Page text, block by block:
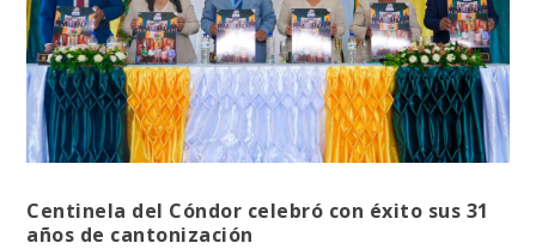
Centinela del Cóndor celebró con éxito sus 31
años de cantonización